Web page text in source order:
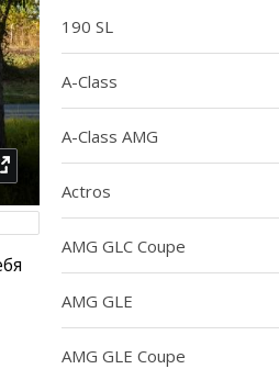
190 SL
A-Class
A-Class AMG
Actros
AMG GLC Coupe
AMG GLE
AMG GLE Coupe